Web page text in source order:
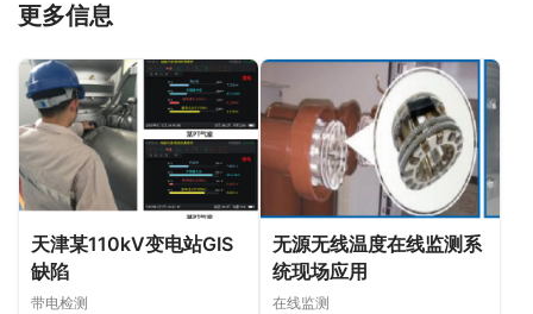
更多信息
天津某110kV变电站GIS
缺陷
带电检测
无源无线温度在线监测系
统现场应用
在线监测